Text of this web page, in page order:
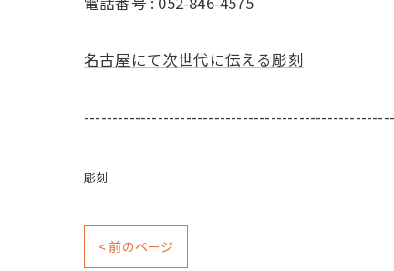
名古屋にて次世代に伝える彫刻
彫刻
< 前のページ